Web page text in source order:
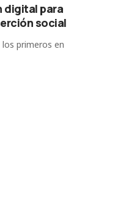
digital para
social
primeros en